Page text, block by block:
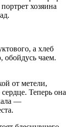
хозяина
а хлеб
обойдусь чаем.
от метели,
сердце. Теперь она
—